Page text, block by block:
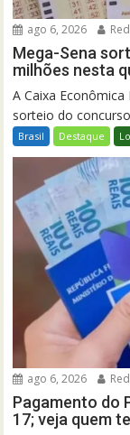
ago 6, 2026
Mega-Sena
milhões nesta
A Caixa
sorteio do
Brasil Destaque
ago 6, 2026
Pagamento do
17; veja quem